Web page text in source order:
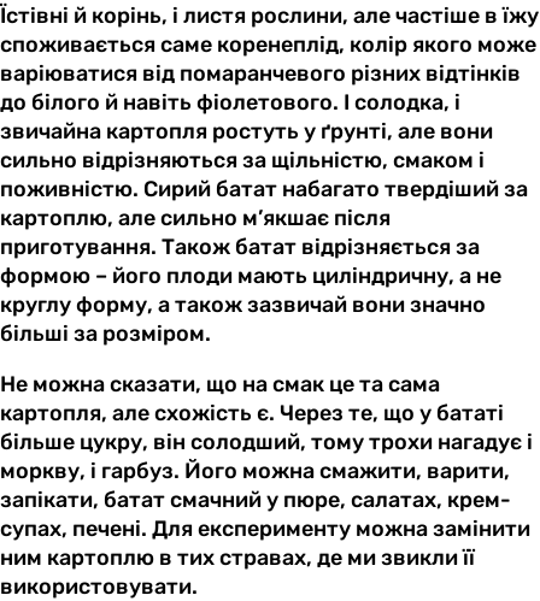
Їстівні й корінь, і листя рослини, але частіше в їжу
споживається саме коренеплід, колір якого може
варіюватися від помаранчевого різних відтінків
до білого й навіть фіолетового. І солодка, і
звичайна картопля ростуть у ґрунті, але вони
сильно відрізняються за щільністю, смаком і
поживністю. Сирий батат набагато твердіший за
картоплю, але сильно м’якшає після
приготування. Також батат відрізняється за
формою – його плоди мають циліндричну, а не
круглу форму, а також зазвичай вони значно
більші за розміром.
Не можна сказати, що на смак це та сама
картопля, але схожість є. Через те, що у бататі
більше цукру, він солодший, тому трохи нагадує і
моркву, і гарбуз. Його можна смажити, варити,
запікати, батат смачний у пюре, салатах, крем-
супах, печені. Для експерименту можна замінити
ним картоплю в тих стравах, де ми звикли її
використовувати.